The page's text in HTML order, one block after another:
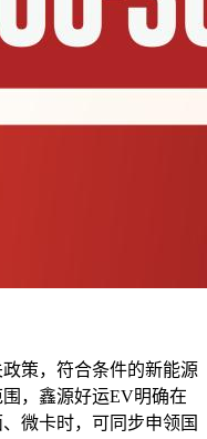
策，符合条件的新能源
，鑫源好运EV明确在
微卡时，可同步申领国